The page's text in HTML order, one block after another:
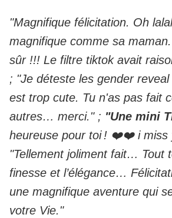
"Magnifique félicitation. Oh
magnifique comme sa
sûr !!! Le filtre tiktok avait
; "Je déteste les gender
est trop cute. Tu n'as pas fait
autres… merci." ; "Une mini
heureuse pour toi ! ❤️❤️ i miss
"Tellement joliment fait… Tout
finesse et l’élégance…
une magnifique aventure qui
votre Vie."